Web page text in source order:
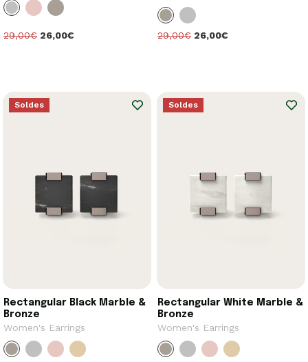
29,00€ 26,00€ 29,00€ 26,00€
Soldes
Rectangular Black Marble &
Bronze
Women's Earrings
Soldes
Rectangular White Marble &
Bronze
Women's Earrings